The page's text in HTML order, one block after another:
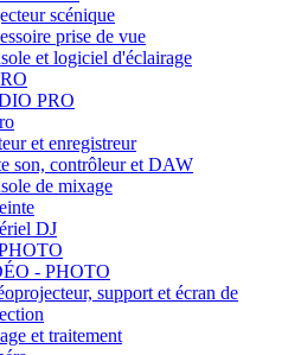
scénique
prise de vue
et logiciel d'éclairage
PRO
et enregistreur
son, contrôleur et DAW
de mixage
DJ
- PHOTO
support et écran de
et traitement